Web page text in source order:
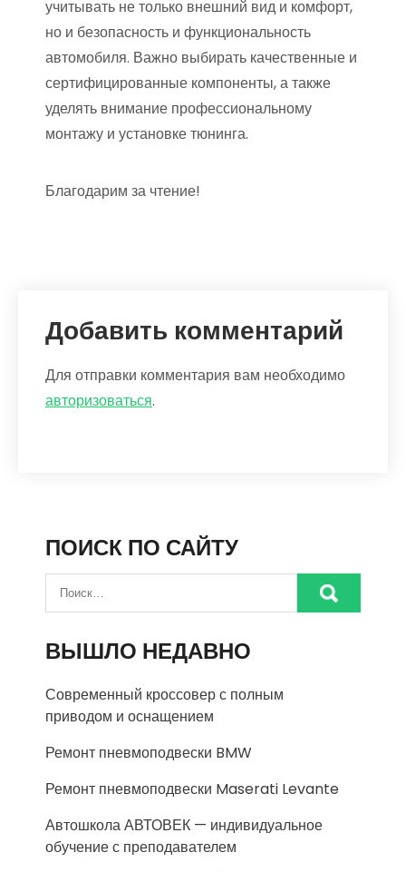
учитывать не только внешний вид и комфорт,
но и безопасность и функциональность
автомобиля. Важно выбирать качественные и
сертифицированные компоненты, а также
уделять внимание профессиональному
монтажу и установке тюнинга.
Благодарим за чтение!
Добавить комментарий
Для отправки комментария вам необходимо
авторизоваться.
ПОИСК ПО САЙТУ
ВЫШЛО НЕДАВНО
Современный кроссовер с полным
приводом и оснащением
Ремонт пневмоподвески BMW
Ремонт пневмоподвески Maserati Levante
Автошкола АВТОВЕК — индивидуальное
обучение с преподавателем